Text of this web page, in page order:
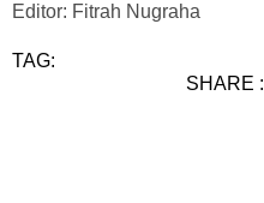
Editor: Fitrah Nugraha
TAG:
SHARE :